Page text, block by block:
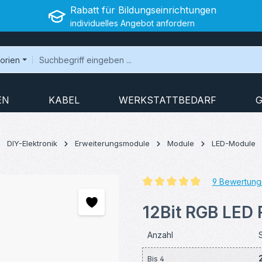
Rabatt für Bildungseinrichtungen
individuelles Angebot anfordern
KABEL WERKSTATTBEDARF
DIY-Elektronik Erweiterungsmodule Module LED-Module
9
12Bit RGB
Anzahl
Bis 4